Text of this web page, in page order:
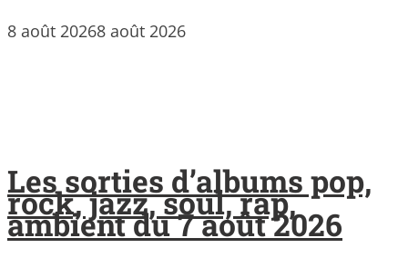
8 août 20268 août 2026
Les sorties d’albums pop,
rock, jazz, soul, rap,
ambient du 7 août 2026